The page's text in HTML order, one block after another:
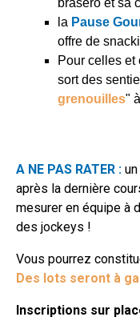
braséro et sa
la Pause
offre de
Pour celles et
sort des
grenouilles"
A NE PAS RATER : un
après la dernière
mesurer en équipe à
des jockeys !
Vous pourrez
Des lots seront à
Inscriptions sur